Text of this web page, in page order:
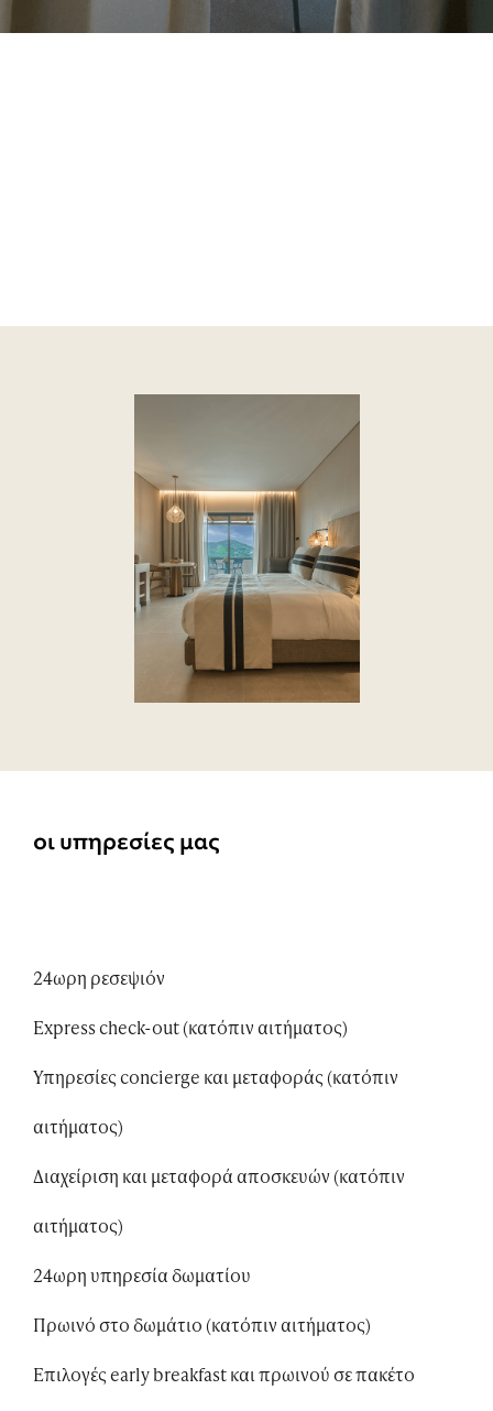
οι υπηρεσίες μας
24ωρη ρεσεψιόν
Express check-out (κατόπιν αιτήματος)
Υπηρεσίες concierge και μεταφοράς (κατόπιν
αιτήματος)
Διαχείριση και μεταφορά αποσκευών (κατόπιν
αιτήματος)
24ωρη υπηρεσία δωματίου
Πρωινό στο δωμάτιο (κατόπιν αιτήματος)
Επιλογές early breakfast και πρωινού σε πακέτο